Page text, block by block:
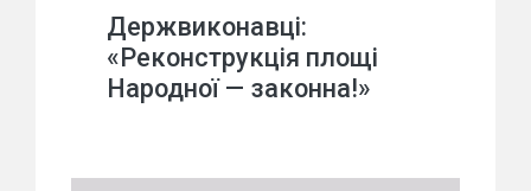
Держвиконавці:
«Реконструкція площі
Народної — законна!»